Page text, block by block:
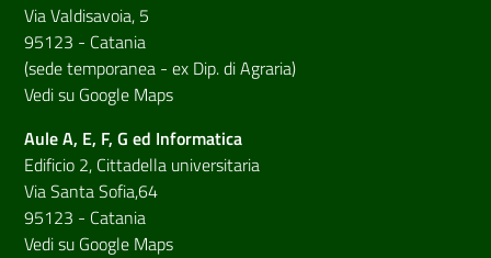
Via Valdisavoia, 5
95123 - Catania
(sede temporanea - ex Dip. di Agraria)
Vedi su Google Maps
Aule A, E, F, G ed Informatica
Edificio 2, Cittadella universitaria
Via Santa Sofia,64
95123 - Catania
Vedi su Google Maps